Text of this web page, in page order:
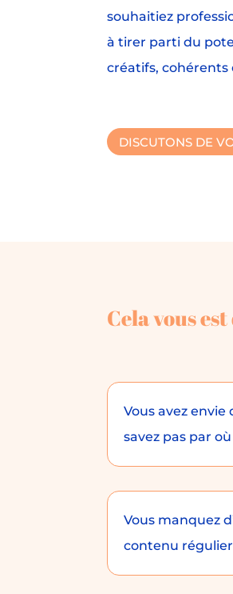
souhaitiez
à tirer parti du
créatifs, cohérents
DISCUTONS DE
Cela vous
Vous avez envie
savez pas par
Vous manquez
contenu